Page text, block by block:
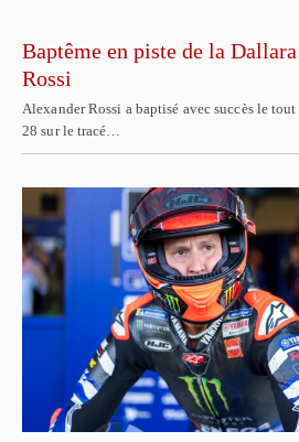
Baptême en piste de la
Rossi
Alexander Rossi a baptisé avec succès le
28 sur le tracé…